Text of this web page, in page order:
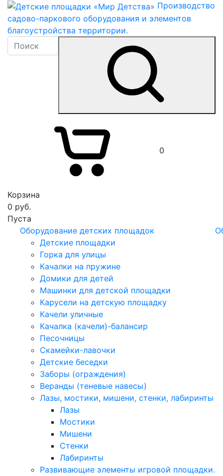
Производство
садово-паркового оборудования и элементов
благоустройства территории.
0
Корзина
0 руб.
Пуста
Оборудование детских площадок
Детские площадки
Горка для улицы
Качалки на пружине
Домики для детей
Машинки для детской площадки
Карусели на детскую площадку
Качели уличные
Качалка (качели)-балансир
Песочницы
Скамейки-лавочки
Детские беседки
Заборы (ограждения)
Веранды (теневые навесы)
Лазы, мостики, мишени, стенки, лабиринты
Лазы
Мостики
Мишени
Стенки
Лабиринты
Развивающие элементы игровой площадки.